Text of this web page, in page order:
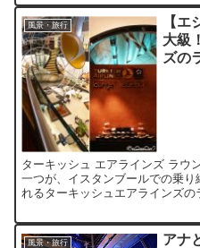
風景・旅行
【
大級
ズの
ターキッシュ エアラインズ ラウ
一つが、イスタンブールでの乗
れるターキッシュエアラインズ
風景・旅行
アナ